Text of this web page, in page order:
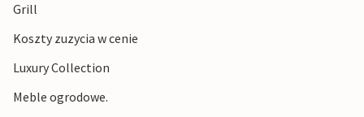
Grill
Koszty zuzycia w cenie
Luxury Collection
Meble ogrodowe.